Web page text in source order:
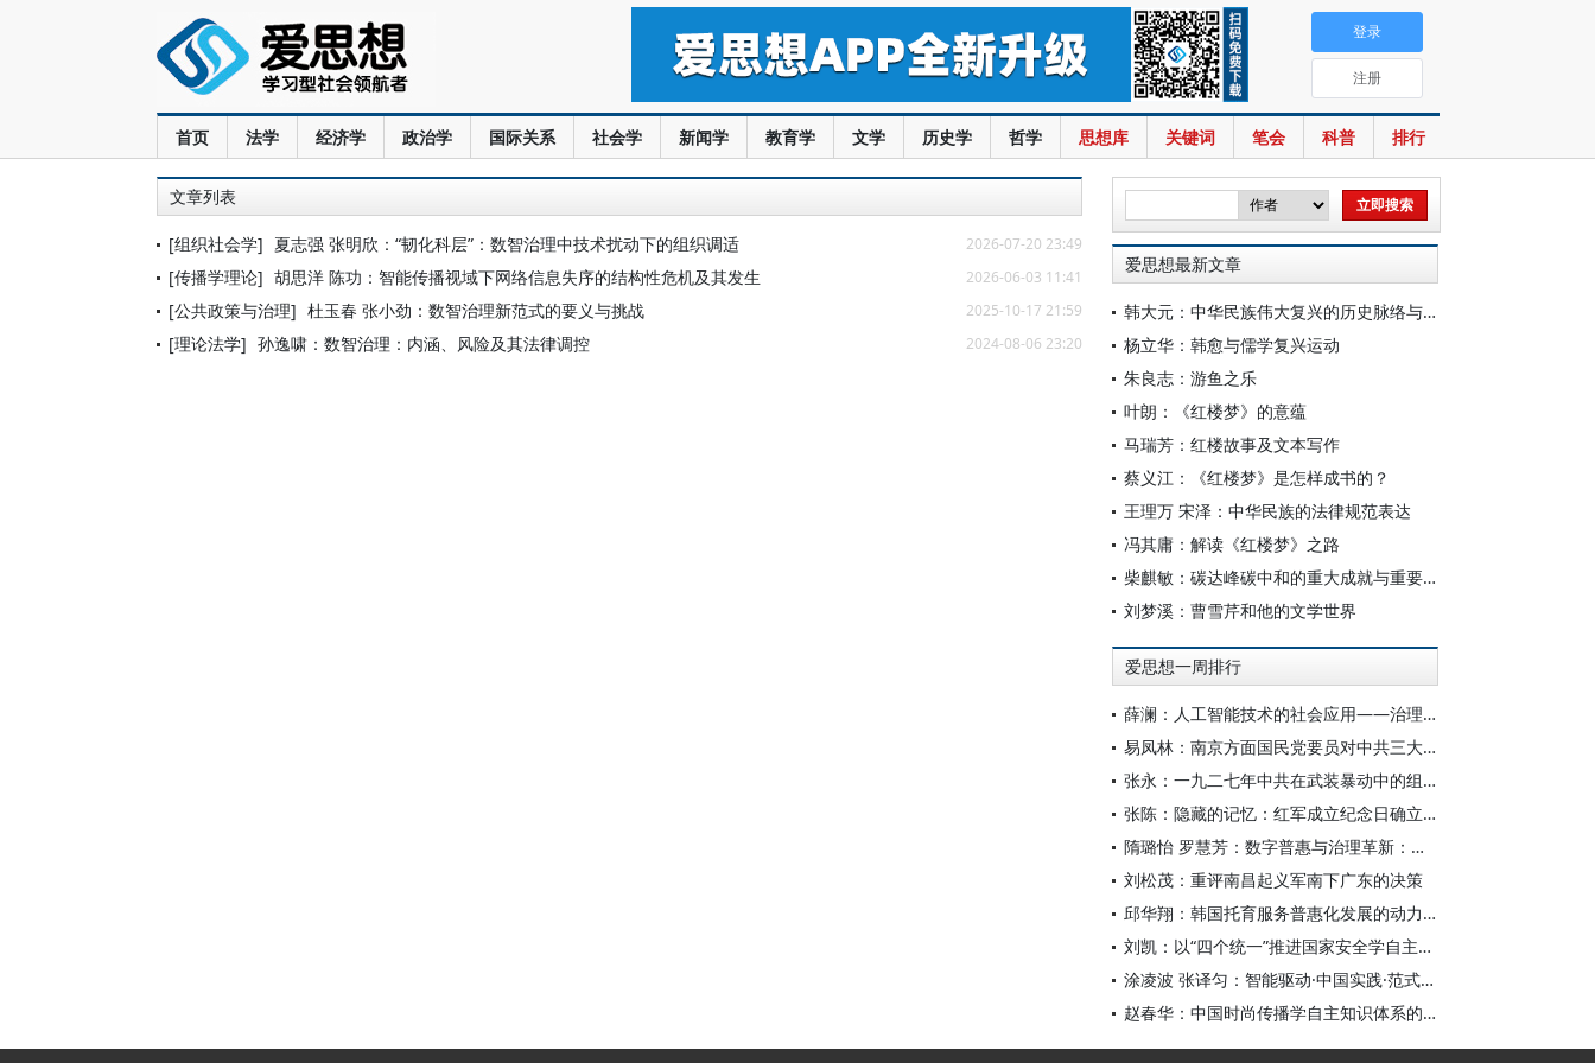
首页 法学 经济学 政治学 国际关系 社会学 新闻学 教育学 文学 历史学 哲学 思想库 关键词 笔会 科普 排行
登录
注册
文章列表
[组织社会学] 夏志强 张明欣：“韧化科层”：数智治理中技术扰动下的组织调适 2026-07-20 23:49
[传播学理论] 胡思洋 陈功：智能传播视域下网络信息失序的结构性危机及其发生 2026-06-03 11:41
[公共政策与治理] 杜玉春 张小劲：数智治理新范式的要义与挑战 2025-10-17 21:59
[理论法学] 孙逸啸：数智治理：内涵、风险及其法律调控 2024-08-06 23:20
爱思想最新文章
韩大元：中华民族伟大复兴的历史脉络与宪法内涵
杨立华：韩愈与儒学复兴运动
朱良志：游鱼之乐
叶朗：《红楼梦》的意蕴
马瑞芳：红楼故事及文本写作
蔡义江：《红楼梦》是怎样成书的？
王理万 宋泽：中华民族的法律规范表达
冯其庸：解读《红楼梦》之路
柴麒敏：碳达峰碳中和的重大成就与重要任务
刘梦溪：曹雪芹和他的文学世界
爱思想一周排行
薛澜：人工智能技术的社会应用——治理挑战
易凤林：南京方面国民党要员对中共三大起义的反应
张永：一九二七年中共在武装暴动中的组织转型
张陈：隐藏的记忆：红军成立纪念日确立前中共对南昌起义的纪念
隋璐怡 罗慧芳：数字普惠与治理革新：中国人工智能赋能全球南方发展
刘松茂：重评南昌起义军南下广东的决策
邱华翔：韩国托育服务普惠化发展的动力机制、制度路径与政策效应
刘凯：以“四个统一”推进国家安全学自主知识体系构建
涂凌波 张译匀：智能驱动·中国实践·范式创新：“构建中国新闻传播学自主知识体系”专题研讨会综述
赵春华：中国时尚传播学自主知识体系的内在逻辑与实践路径